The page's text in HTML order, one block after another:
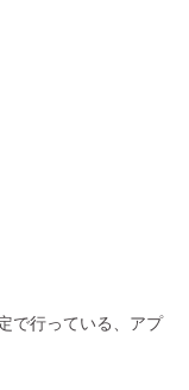
で行っている、アプ